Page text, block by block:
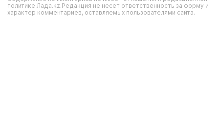
политике Лада.kz.Редакция не несет ответственность за форму и
характер комментариев, оставляемых пользователями сайта.